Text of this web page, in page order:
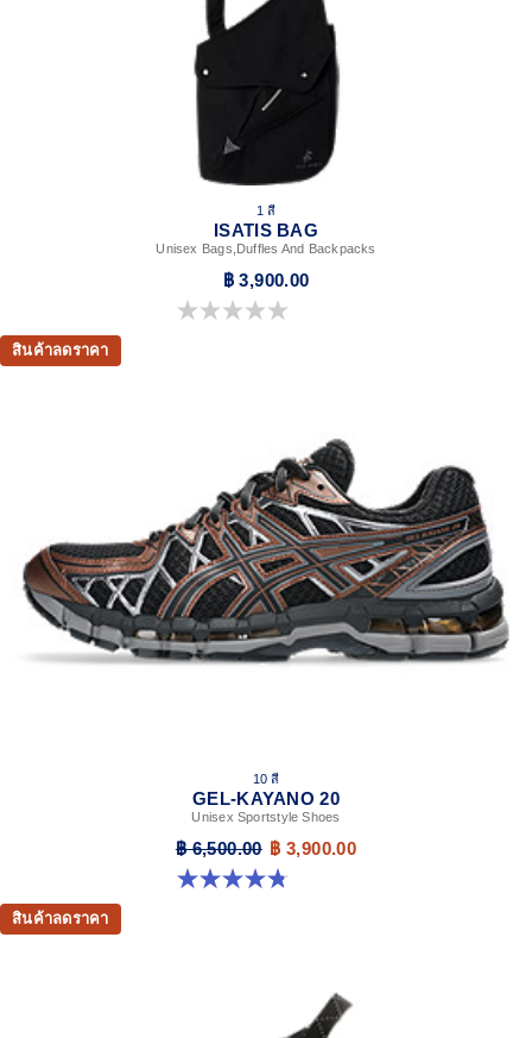
1 สี
ISATIS BAG
Unisex Bags,Duffles And Backpacks
฿ 3,900.00
0.0 จาก 5 ดาว
สินค้าลดราคา
10 สี
GEL-KAYANO 20
Unisex Sportstyle Shoes
฿ 6,500.00 ฿ 3,900.00
4.8 จาก 5 ดาว 221 รีวิว
สินค้าลดราคา